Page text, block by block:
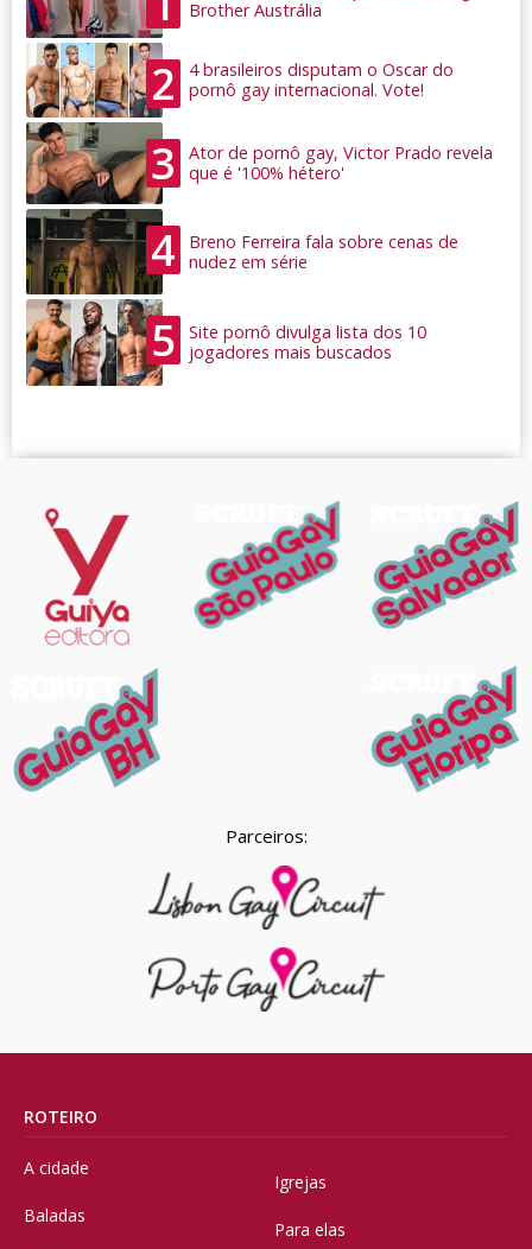
Brother Austrália
2
4 brasileiros disputam o Oscar do
pornô gay internacional. Vote!
3
Ator de pornô gay, Victor Prado revela
que é '100% hétero'
4
Breno Ferreira fala sobre cenas de
nudez em série
5
Site pornô divulga lista dos 10
jogadores mais buscados
Parceiros:
ROTEIRO
A cidade
Baladas
Igrejas
Para elas